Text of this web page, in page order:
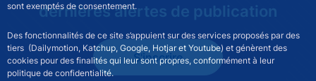
sont exemptés de consentement.
Des fonctionnalités de ce site s’appuient sur des services proposés par des
tiers (Dailymotion, Katchup, Google, Hotjar et Youtube) et génèrent des
cookies pour des finalités qui leur sont propres, conformément à leur
politique de confidentialité.
dernières alertes de publication
S'inscrire